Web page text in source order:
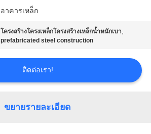
อาคารเหล็ก
โครงสร้างโครงเหล็กโครงสร้างเหล็กน้ำหนักเบา,
prefabricated steel construction
ติดต่อเรา!
ขยายรายละเอียด